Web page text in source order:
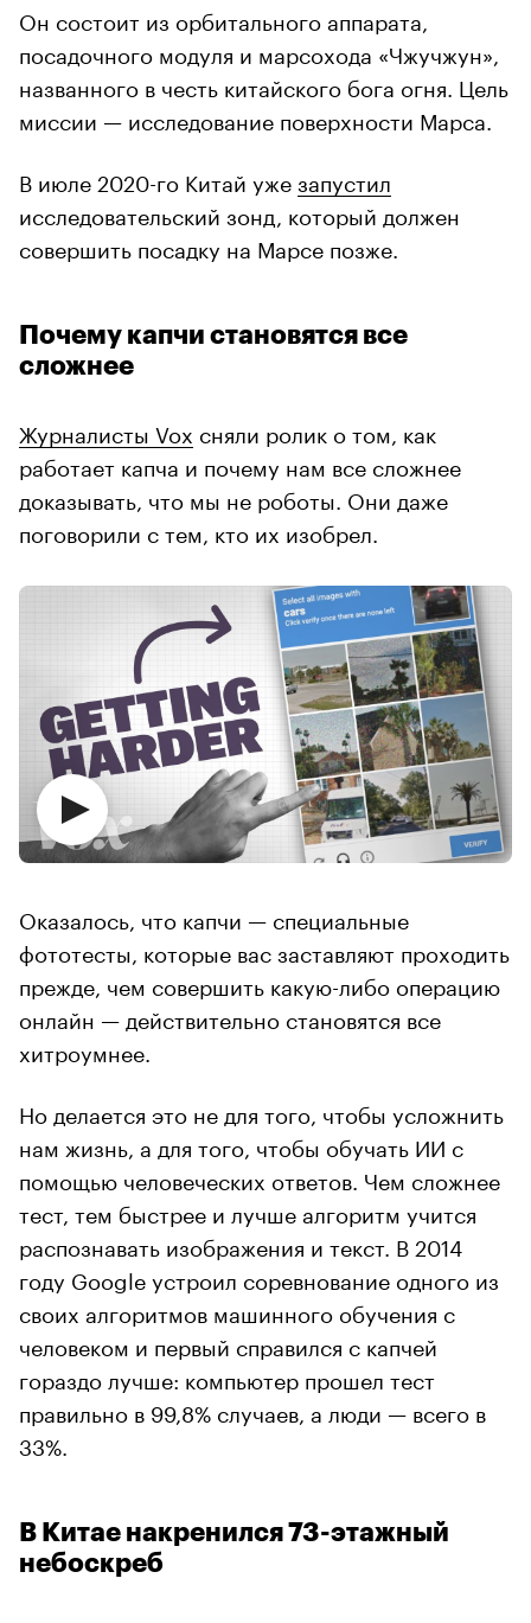
Он состоит из орбитального аппарата,
посадочного модуля и марсохода «Чжучжун»,
названного в честь китайского бога огня. Цель
миссии — исследование поверхности Марса.
В июле 2020-го Китай ужезапустил
исследовательский зонд, который должен
совершить посадку на Марсе позже.
Почему капчи становятся все
сложнее
Журналисты Vox сняли ролик о том, как
работает капча и почему нам все сложнее
доказывать, что мы не роботы. Они даже
поговорили с тем, кто их изобрел.
Оказалось, что капчи — специальные
фототесты, которые вас заставляют проходить
прежде, чем совершить какую-либо операцию
онлайн — действительно становятся все
хитроумнее.
Но делается это не для того, чтобы усложнить
нам жизнь, а для того, чтобы обучать ИИ с
помощью человеческих ответов. Чем сложнее
тест, тем быстрее и лучше алгоритм учится
распознавать изображения и текст. В 2014
году Google устроил соревнование одного из
своих алгоритмов машинного обучения с
человеком и первый справился с капчей
гораздо лучше: компьютер прошел тест
правильно в 99,8% случаев, а люди — всего в
33%.
В Китае накренился 73-этажный
небоскреб